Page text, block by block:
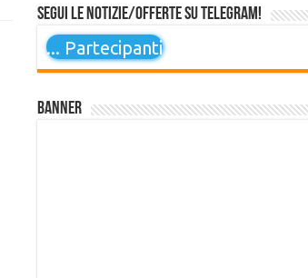
Segui le notizie/offerte su Telegram!
... Partecipanti
Banner